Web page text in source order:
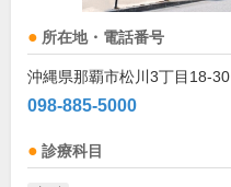
所在地・電話番号
沖縄県那覇市松川3丁目18-30
098-885-5000
診療科目